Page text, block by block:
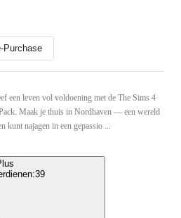
Purchase
een leven vol voldoening met de The Sims 4
Maak je thuis in Nordhaven — een wereld
kunt najagen in een gepassio ...
39